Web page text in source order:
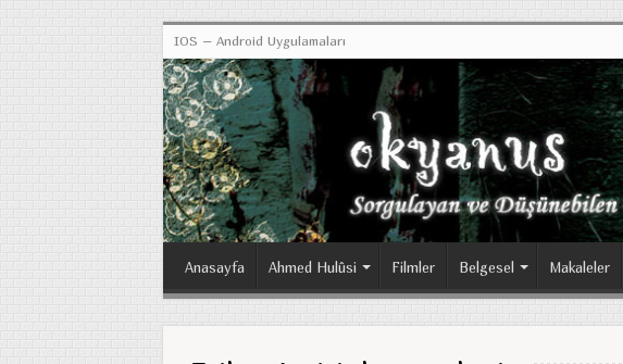
IOS – Android Uygulamaları
Anasayfa Ahmed Hulûsi Filmler Belgesel Makaleler